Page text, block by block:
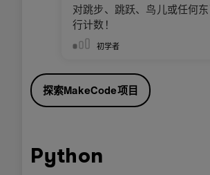
对跳步、跳跃、鸟儿或任何
行计数！
初学者
探索MakeCode项目
Python